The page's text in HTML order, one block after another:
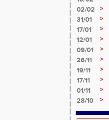
02/02
>
31/01 >
17/01
>
12/01 >
09/01
>
26/11 >
19/11 >
17/11
>
01/11
>
28/10
>